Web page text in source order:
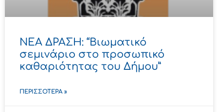
ΝΕΑ ΔΡΑΣΗ: “Βιωματικό
σεμινάριο στο προσωπικό
καθαριότητας του Δήμου”
ΠΕΡΙΣΣΌΤΕΡΑ »